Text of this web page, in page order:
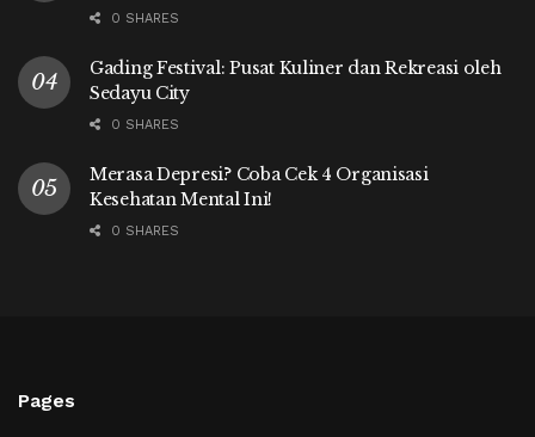
0 SHARES
Gading Festival: Pusat Kuliner dan Rekreasi oleh
Sedayu City
0 SHARES
Merasa Depresi? Coba Cek 4 Organisasi
Kesehatan Mental Ini!
0 SHARES
Pages